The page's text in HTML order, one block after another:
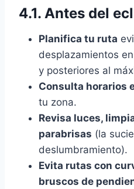
4.1. Antes del
Planifica tu ruta
desplazamientos
y posteriores al
Consulta horarios
tu zona.
Revisa luces,
parabrisas (la
deslumbramiento).
Evita rutas con
bruscos de